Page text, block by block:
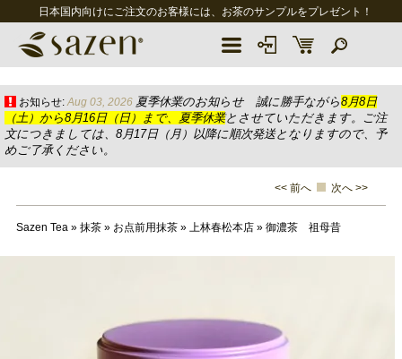
日本国内向けにご注文のお客様には、お茶のサンプルをプレゼント！
お知らせ: Aug 03, 2026 夏季休業のお知らせ 誠に勝手ながら8月8日
（土）から8月16日（日）まで、夏季休業とさせていただきます。ご注
文につきましては、8月17日（月）以降に順次発送となりますので、予
めご了承ください。
<< 前へ 次へ >>
Sazen Tea» 抹茶» お点前用抹茶» 上林春松本店» 御濃茶 祖母昔